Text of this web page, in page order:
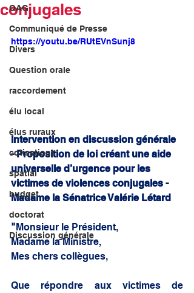
QAG
Communiqué de Presse
Divers
Question orale
raccordement
élu local
élus ruraux
cotisations
spatial
budget
doctorat
Discussion générale
conjugales
https://youtu.be/RUtEVnSunj8
Intervention en discussion générale
- Proposition de loi créant une aide
universelle d’urgence pour les
victimes de violences conjugales -
Madame la Sénatrice Valérie Létard
"Monsieur le Président,
Madame la Ministre,
Mes chers collègues,
Que répondre aux victimes de